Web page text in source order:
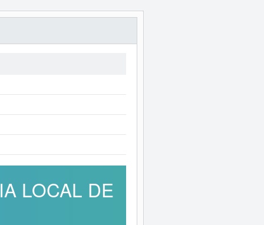
LOCAL DE